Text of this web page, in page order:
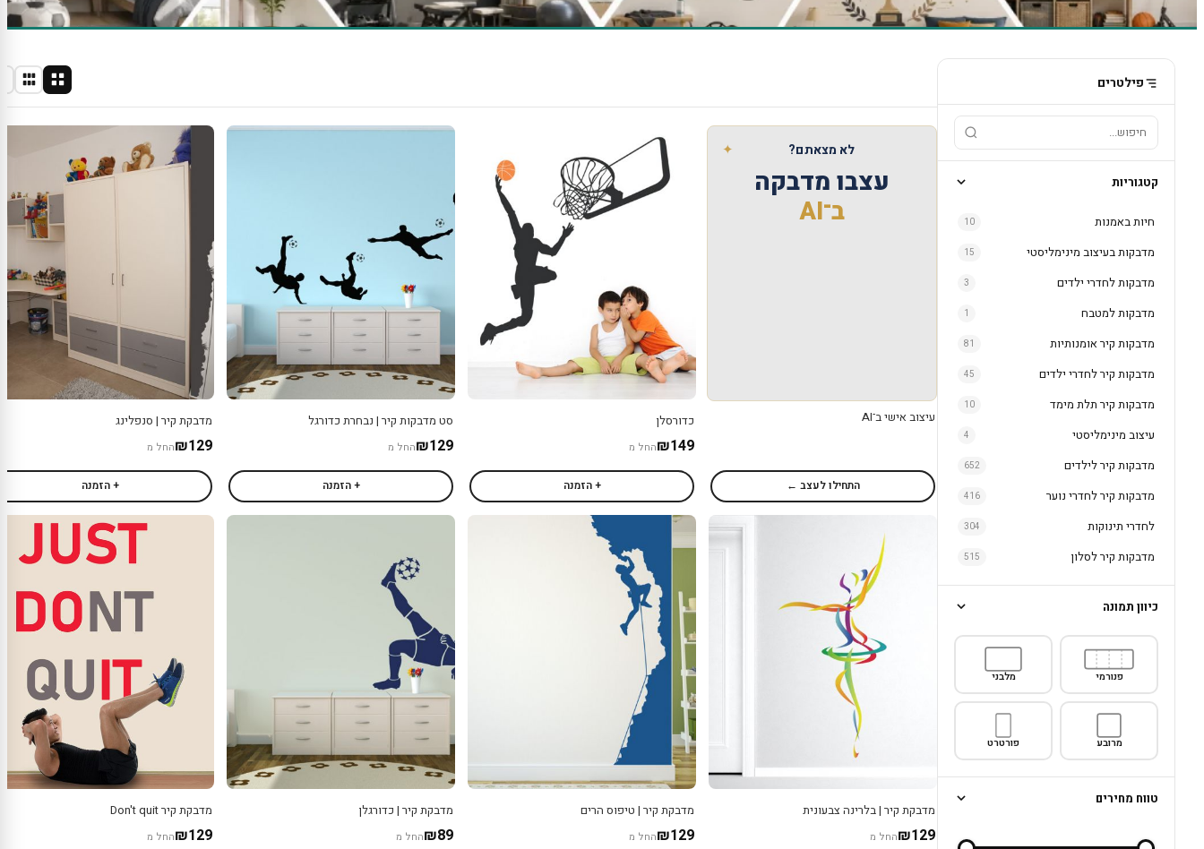
פילטרים
קטגוריות
חיות באמנות 10
מדבקות בעיצוב מינימליסטי 15
מדבקות לחדרי ילדים 3
מדבקות למטבח 1
מדבקות קיר אומנותיות 81
מדבקות קיר לחדרי ילדים 45
מדבקות קיר תלת מימד 10
עיצוב מינימליסטי 4
מדבקות קיר לילדים 652
מדבקות קיר לחדרי נוער 416
לחדרי תינוקות 304
מדבקות קיר לסלון 515
כיוון תמונה
פנורמי מלבני
מרובע פורטרט
טווח מחירים
✦ לא מצאתם?
עצבו מדבקה
ב־AI
עיצוב אישי ב־AI
התחילו לעצב ←
כדורסלן
₪149החל מ
+ הזמנה
סט מדבקות קיר | נבחרת כדורגל
₪129החל מ
+ הזמנה
מדבקת קיר | סנפלינג
₪129החל מ
+ הזמנה
מדבקת קיר | בלרינה צבעונית
₪129החל מ
מדבקת קיר | טיפוס הרים
₪129החל מ
מדבקת קיר | כדורגלן
₪89החל מ
מדבקת קיר Don't quit
₪129החל מ